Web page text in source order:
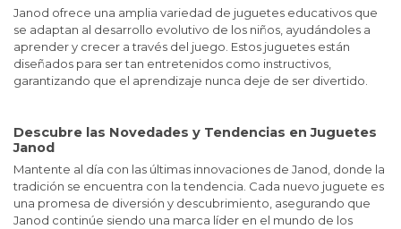
Janod ofrece una amplia variedad de juguetes educativos que
se adaptan al desarrollo evolutivo de los niños, ayudándoles a
aprender y crecer a través del juego. Estos juguetes están
diseñados para ser tan entretenidos como instructivos,
garantizando que el aprendizaje nunca deje de ser divertido.
Descubre las Novedades y Tendencias en Juguetes
Janod
Mantente al día con las últimas innovaciones de Janod, donde la
tradición se encuentra con la tendencia. Cada nuevo juguete es
una promesa de diversión y descubrimiento, asegurando que
Janod continúe siendo una marca líder en el mundo de los